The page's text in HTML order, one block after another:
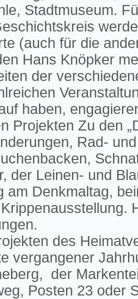
Stadtmuseum.
(auch für die
Hans Knöpker
der
haben,
Projekten Zu den
Rad-
der Leinen- und
am Denkmaltag,
des
vergangener
der
Posten 23 oder